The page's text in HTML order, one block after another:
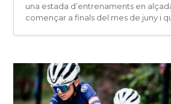
una estada d’entrenaments en
començar a finals del mes de juny i